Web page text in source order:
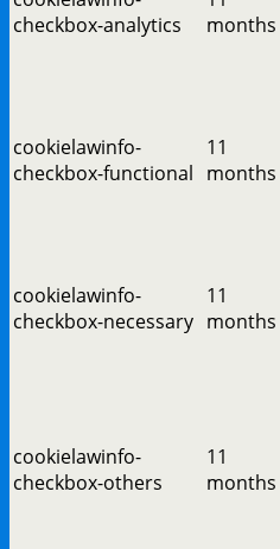
checkbox-analytics
months
cookielawinfo-
checkbox-functional
11
months
cookielawinfo-
checkbox-necessary
11
months
cookielawinfo-
checkbox-others
11
months